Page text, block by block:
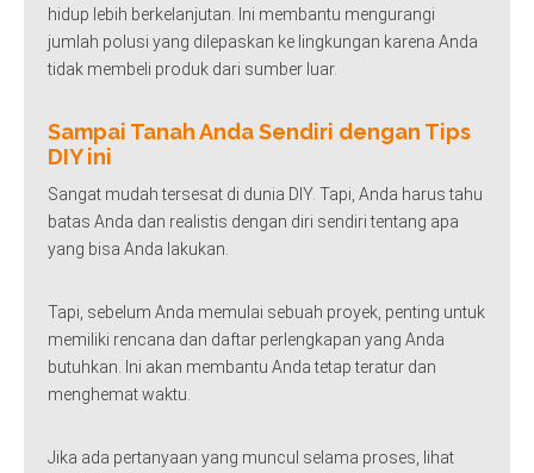
hidup lebih berkelanjutan. Ini membantu mengurangi
jumlah polusi yang dilepaskan ke lingkungan karena Anda
tidak membeli produk dari sumber luar.
Sampai Tanah Anda Sendiri dengan Tips
DIY ini
Sangat mudah tersesat di dunia DIY. Tapi, Anda harus tahu
batas Anda dan realistis dengan diri sendiri tentang apa
yang bisa Anda lakukan.
Tapi, sebelum Anda memulai sebuah proyek, penting untuk
memiliki rencana dan daftar perlengkapan yang Anda
butuhkan. Ini akan membantu Anda tetap teratur dan
menghemat waktu.
Jika ada pertanyaan yang muncul selama proses, lihat